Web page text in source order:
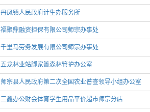
丹凤镇人民政府计生办服务所
福聚鼎融资担保有限公司师宗办事处
千里马劳务发展有限公司师宗办事处
五龙林业站脚家箐森林管护办公室
师宗县人民政府第二次全国农业普查领导小组办公室
三鑫办公财会体育学生用品平价超市师宗分店